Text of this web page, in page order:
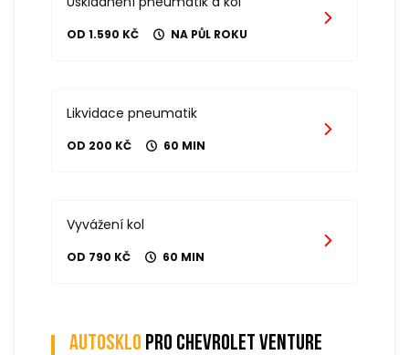
OD 1.590 KČ NA PŮL ROKU
Likvidace pneumatik
OD 200 KČ 60 MIN
Vyvážení kol
OD 790 KČ 60 MIN
Autosklo pro chevrolet venture